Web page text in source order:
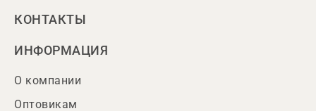
КОНТАКТЫ
ИНФОРМАЦИЯ
О компании
Оптовикам